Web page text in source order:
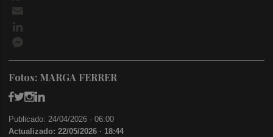
Fotos: MARGA FERRER
Publicado: 24/04/2026 ·06:00
Actualizado: 22/05/2026 · 18:44